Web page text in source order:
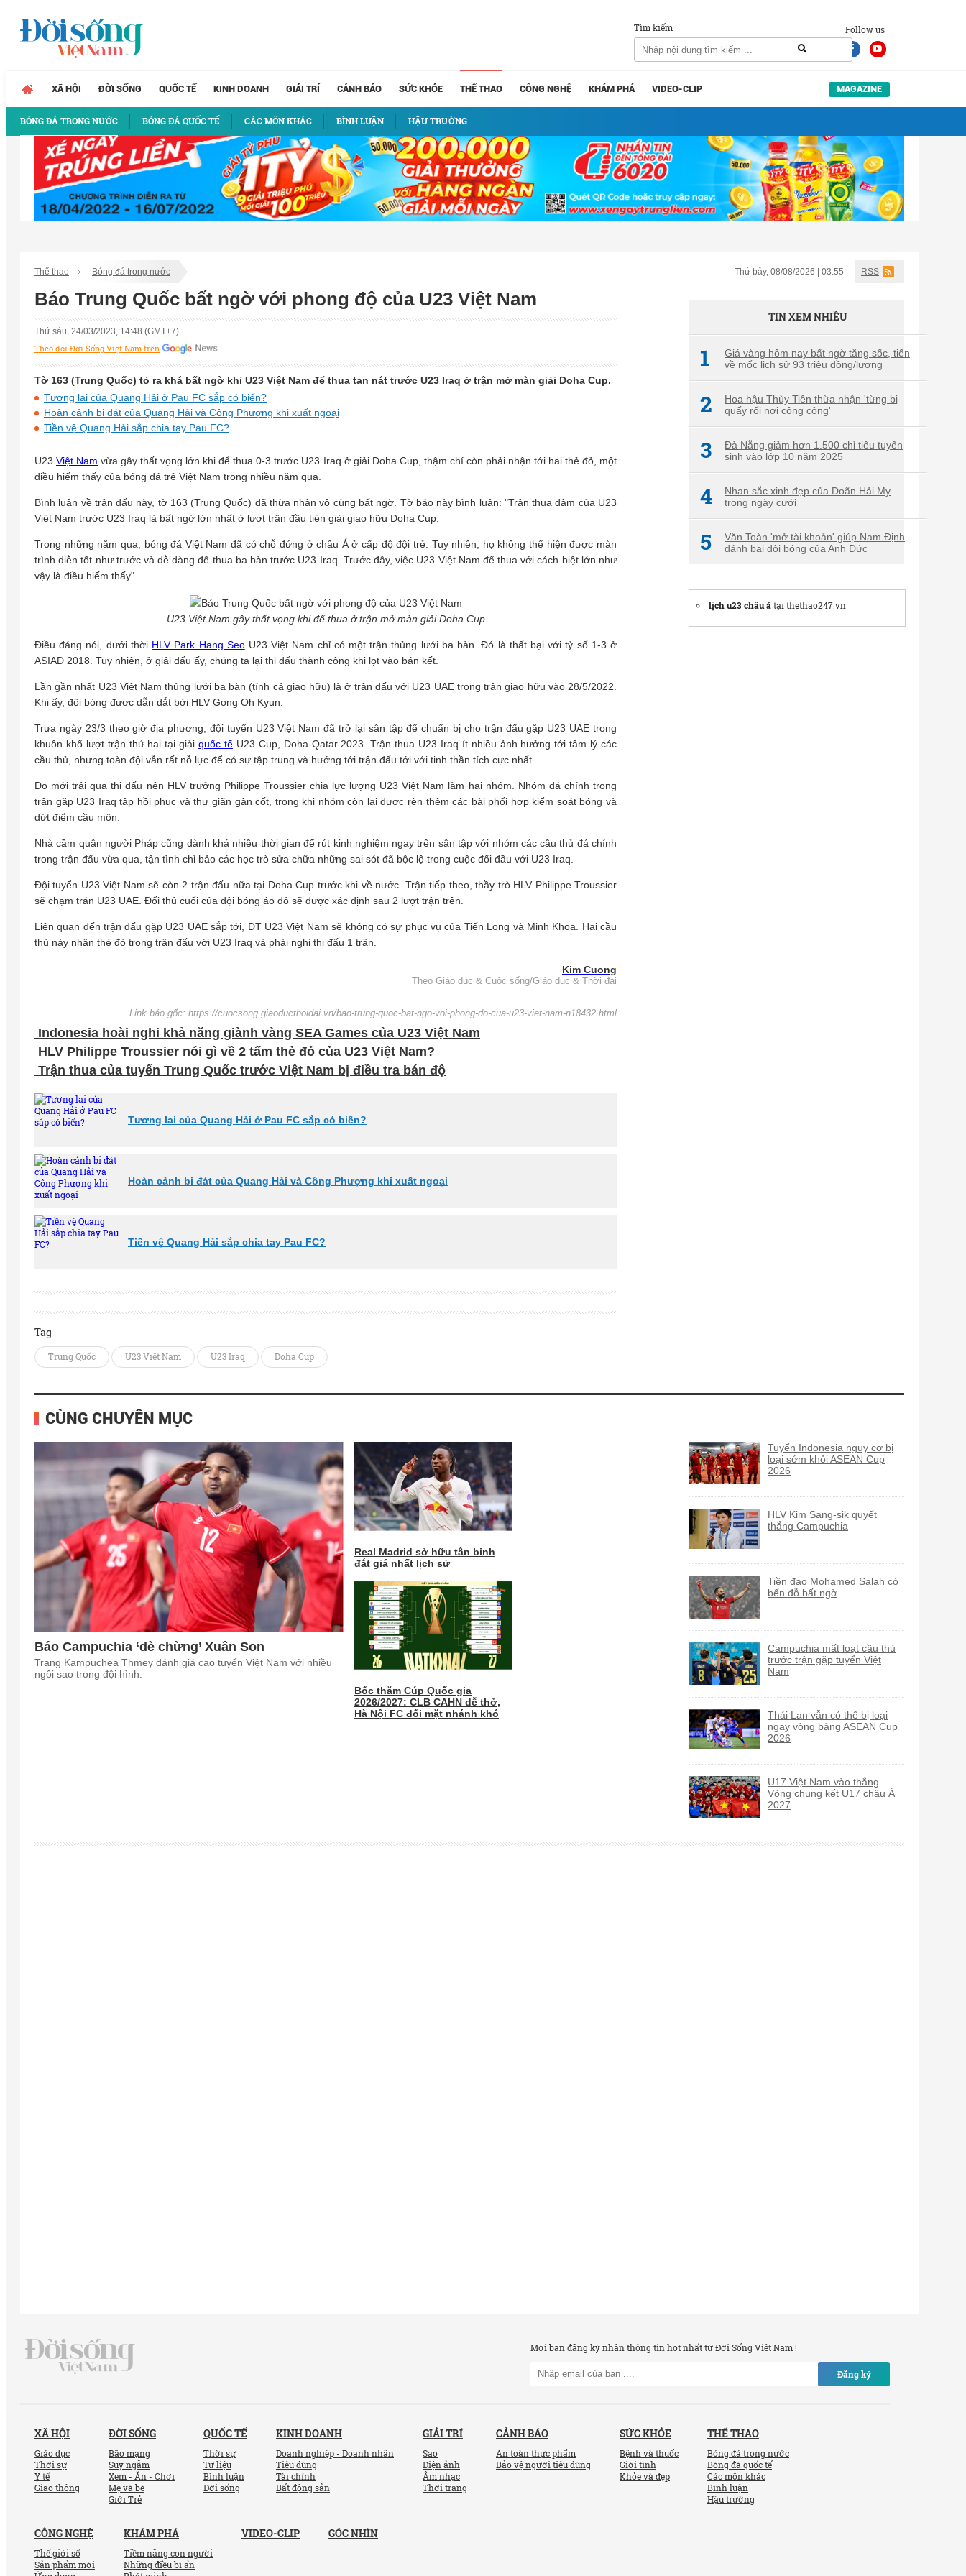
Follow us
Tìm kiếm
XÃ HỘI ĐỜI SỐNG QUỐC TẾ KINH DOANH GIẢI TRÍ CẢNH BÁO SỨC KHỎE THỂ THAO
BÓNG ĐÁ TRONG NƯỚC BÓNG ĐÁ QUỐC TẾ CÁC MÔN KHÁC BÌNH LUẬN HẬU TRƯỜNG
CÔNG NGHỆ KHÁM PHÁ VIDEO-CLIP MAGAZINE
Thể thao Bóng đá trong nước Thứ bảy, 08/08/2026 | 03:55 RSS
Báo Trung Quốc bất ngờ với phong độ của U23 Việt Nam
Thứ sáu, 24/03/2023, 14:48 (GMT+7)
Theo dõi Đời Sống Việt Nam trên
Tờ 163 (Trung Quốc) tỏ ra khá bất ngờ khi U23 Việt Nam để thua tan nát trước U23 Iraq ở trận mở màn giải Doha Cup.
Tương lai của Quang Hải ở Pau FC sắp có biến?
Hoàn cảnh bi đát của Quang Hải và Công Phượng khi xuất ngoại
Tiền vệ Quang Hải sắp chia tay Pau FC?
U23Việt Nam vừa gây thất vọng lớn khi để thua 0-3 trước U23 Iraq ở giải Doha Cup, thậm chí còn phải nhận tới hai thẻ đỏ, một
điều hiếm thấy của bóng đá trẻ Việt Nam trong nhiều năm qua.
Bình luận về trận đấu này, tờ 163 (Trung Quốc) đã thừa nhận vô cùng bất ngờ. Tờ báo này bình luận: "Trận thua đậm của U23
Việt Nam trước U23 Iraq là bất ngờ lớn nhất ở lượt trận đầu tiên giải giao hữu Doha Cup.
Trong những năm qua, bóng đá Việt Nam đã có chỗ đứng ở châu Á ở cấp độ đội trẻ. Tuy nhiên, họ không thể hiện được màn
trình diễn tốt như trước và dễ dàng để thua ba bàn trước U23 Iraq. Trước đây, việc U23 Việt Nam để thua với cách biệt lớn như
vậy là điều hiếm thấy".
U23 Việt Nam gây thất vọng khi để thua ở trận mở màn giải Doha Cup
Điều đáng nói, dưới thời HLV Park Hang SeoU23 Việt Nam chỉ có một trận thủng lưới ba bàn. Đó là thất bại với tỷ số 1-3 ở
ASIAD 2018. Tuy nhiên, ở giải đấu ấy, chúng ta lại thi đấu thành công khi lọt vào bán kết.
Lần gần nhất U23 Việt Nam thủng lưới ba bàn (tính cả giao hữu) là ở trận đấu với U23 UAE trong trận giao hữu vào 28/5/2022.
Khi ấy, đội bóng được dẫn dắt bởi HLV Gong Oh Kyun.
Trưa ngày 23/3 theo giờ địa phương, đội tuyển U23 Việt Nam đã trở lại sân tập để chuẩn bị cho trận đấu gặp U23 UAE trong
khuôn khổ lượt trận thứ hai tại giảiquốc tếU23 Cup, Doha-Qatar 2023. Trận thua U23 Iraq ít nhiều ảnh hưởng tới tâm lý các
cầu thủ, nhưng toàn đội vẫn rất nỗ lực để có sự tập trung và hướng tới trận đấu tới với tinh thần tích cực nhất.
Do mới trải qua thi đấu nên HLV trưởng Philippe Troussier chia lực lượng U23 Việt Nam làm hai nhóm. Nhóm đá chính trong
trận gặp U23 Iraq tập hồi phục và thư giãn gân cốt, trong khi nhóm còn lại được rèn thêm các bài phối hợp kiểm soát bóng và
dứt điểm cầu môn.
Nhà cầm quân người Pháp cũng dành khá nhiều thời gian để rút kinh nghiệm ngay trên sân tập với nhóm các cầu thủ đá chính
trong trận đấu vừa qua, tận tình chỉ bảo các học trò sửa chữa những sai sót đã bộc lộ trong cuộc đối đầu với U23 Iraq.
Đội tuyển U23 Việt Nam sẽ còn 2 trận đấu nữa tại Doha Cup trước khi về nước. Trận tiếp theo, thầy trò HLV Philippe Troussier
sẽ chạm trán U23 UAE. Đối thủ cuối của đội bóng áo đỏ sẽ được xác định sau 2 lượt trận trên.
Liên quan đến trận đấu gặp U23 UAE sắp tới, ĐT U23 Việt Nam sẽ không có sự phục vụ của Tiến Long và Minh Khoa. Hai cầu
thủ này nhận thẻ đỏ trong trận đấu với U23 Iraq và phải nghỉ thi đấu 1 trận.
Kim Cuong
Theo Giáo dục & Cuộc sống/Giáo dục & Thời đại
Link báo gốc: https://cuocsong.giaoducthoidai.vn/bao-trung-quoc-bat-ngo-voi-phong-do-cua-u23-viet-nam-n18432.html
Indonesia hoài nghi khả năng giành vàng SEA Games của U23 Việt Nam
HLV Philippe Troussier nói gì về 2 tấm thẻ đỏ của U23 Việt Nam?
Trận thua của tuyển Trung Quốc trước Việt Nam bị điều tra bán độ
Tương lai của Quang Hải ở Pau FC sắp có biến?
Hoàn cảnh bi đát của Quang Hải và Công Phượng khi xuất ngoại
Tiền vệ Quang Hải sắp chia tay Pau FC?
Tag
Trung Quốc U23 Việt Nam U23 Iraq Doha Cup
TIN XEM NHIỀU
1
Giá vàng hôm nay bất ngờ tăng sốc, tiến
về mốc lịch sử 93 triệu đồng/lượng
2
Hoa hậu Thùy Tiên thừa nhận 'từng bị
quấy rối nơi công cộng'
3
Đà Nẵng giảm hơn 1.500 chỉ tiêu tuyển
sinh vào lớp 10 năm 2025
4
Nhan sắc xinh đẹp của Doãn Hải My
trong ngày cưới
5
Văn Toàn 'mở tài khoản' giúp Nam Định
đánh bại đội bóng của Anh Đức
lịch u23 châu átại thethao247.vn
CÙNG CHUYÊN MỤC
Báo Campuchia ‘dè chừng’ Xuân Son
Trang Kampuchea Thmey đánh giá cao tuyển Việt Nam với nhiều
ngôi sao trong đội hình.
Real Madrid sở hữu tân binh
đắt giá nhất lịch sử
Bốc thăm Cúp Quốc gia
2026/2027: CLB CAHN dễ thở,
Hà Nội FC đối mặt nhánh khó
Tuyển Indonesia nguy cơ bị
loại sớm khỏi ASEAN Cup
2026
HLV Kim Sang-sik quyết
thắng Campuchia
Tiền đạo Mohamed Salah có
bến đỗ bất ngờ
Campuchia mất loạt cầu thủ
trước trận gặp tuyển Việt
Nam
Thái Lan vẫn có thể bị loại
ngay vòng bảng ASEAN Cup
2026
U17 Việt Nam vào thẳng
Vòng chung kết U17 châu Á
2027
Mời bạn đăng ký nhận thông tin hot nhất từ Đời Sống Việt Nam !
Đăng ký
XÃ HỘI
Giáo dục
Thời sự
Y tế
Giao thông
ĐỜI SỐNG
Bão mạng
Suy ngẫm
Xem - Ăn - Chơi
Mẹ và bé
Giới Trẻ
QUỐC TẾ
Thời sự
Tư liệu
Bình luận
Đời sống
KINH DOANH
Doanh nghiệp - Doanh nhân
Tiêu dùng
Tài chính
Bất động sản
GIẢI TRÍ
Sao
Điện ảnh
Âm nhạc
Thời trang
CẢNH BÁO
An toàn thực phẩm
Bảo vệ người tiêu dùng
SỨC KHỎE
Bệnh và thuốc
Giới tính
Khỏe và đẹp
THỂ THAO
Bóng đá trong nước
Bóng đá quốc tế
Các môn khác
Bình luận
Hậu trường
CÔNG NGHỆ
Thế giới số
Sản phẩm mới
KHÁM PHÁ
Tiềm năng con người
Những điều bí ẩn
VIDEO-CLIP GÓC NHÌN